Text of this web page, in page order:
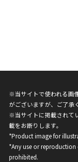
※当サイトで使われる画
がございますが、ご了承
※当サイトに掲載されて
載をお断りします。
*Product image for
*Any use or
prohibited.